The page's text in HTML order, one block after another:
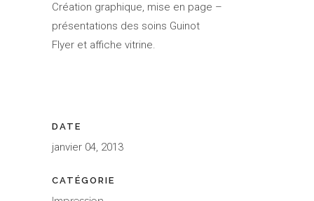
Création graphique, mise en page –
présentations des soins Guinot
Flyer et affiche vitrine.
DATE
janvier 04, 2013
CATÉGORIE